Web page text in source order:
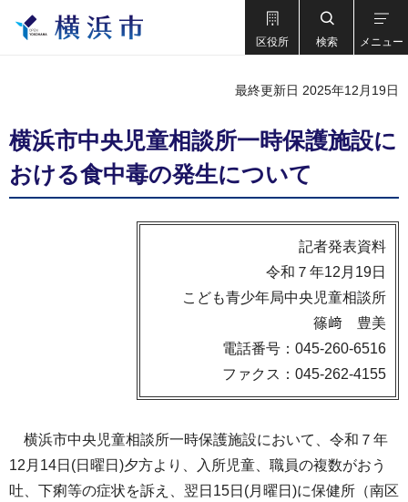
区役所 検索 メニュー
最終更新日 2025年12月19日
横浜市中央児童相談所一時保護施設に
おける食中毒の発生について
記者発表資料
令和７年12月19日
こども青少年局中央児童相談所
篠﨑 豊美
電話番号：045-260-6516
ファクス：045-262-4155
横浜市中央児童相談所一時保護施設において、令和７年
12月14日(日曜日)夕方より、入所児童、職員の複数がおう
吐、下痢等の症状を訴え、翌日15日(月曜日)に保健所（南区